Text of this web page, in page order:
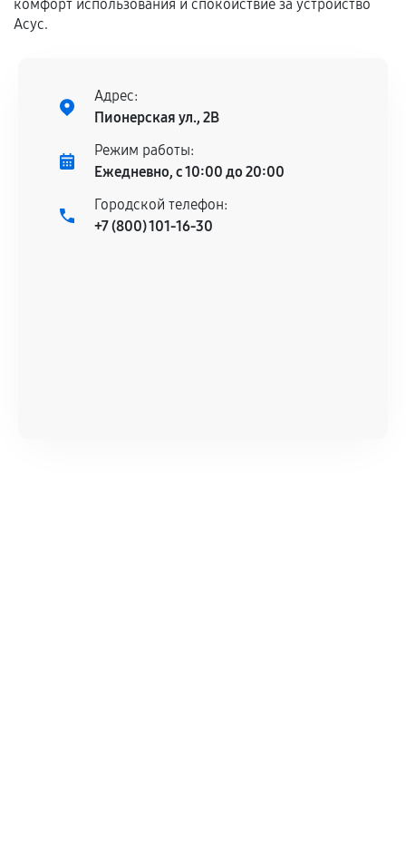
центром.
сервисный центр ответственности не несет.
комфорт использования и спокойствие за устройство
Асус.
Адрес:
Пионерская ул., 2В
Режим работы:
Ежедневно, с 10:00 до 20:00
Городской телефон:
+7 (800) 101-16-30